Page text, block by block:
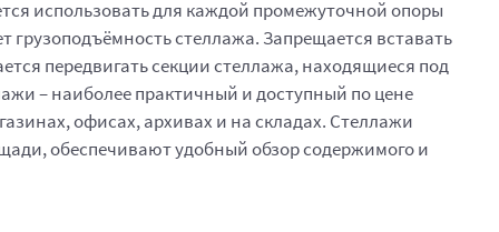
использовать для каждой промежуточной опоры
грузоподъёмность стеллажа. Запрещается вставать
передвигать секции стеллажа, находящиеся под
– наиболее практичный и доступный по цене
офисах, архивах и на складах. Стеллажи
обеспечивают удобный обзор содержимого и